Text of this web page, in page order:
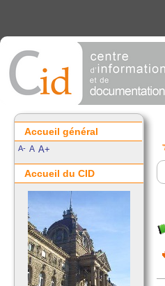
Accueil général
A- A A+
Accueil du CID